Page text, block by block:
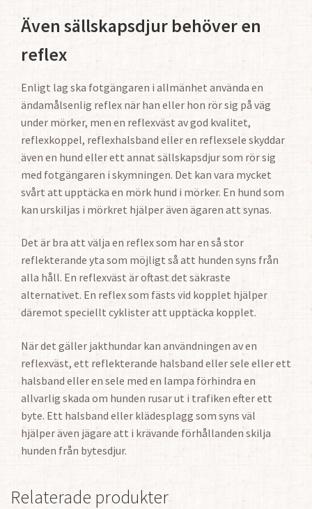
Även sällskapsdjur behöver en
reflex
Enligt lag ska fotgängaren i allmänhet använda en
ändamålsenlig reflex när han eller hon rör sig på väg
under mörker, men en reflexväst av god kvalitet,
reflexkoppel, reflexhalsband eller en reflexsele skyddar
även en hund eller ett annat sällskapsdjur som rör sig
med fotgängaren i skymningen. Det kan vara mycket
svårt att upptäcka en mörk hund i mörker. En hund som
kan urskiljas i mörkret hjälper även ägaren att synas.
Det är bra att välja en reflex som har en så stor
reflekterande yta som möjligt så att hunden syns från
alla håll. En reflexväst är oftast det säkraste
alternativet. En reflex som fästs vid kopplet hjälper
däremot speciellt cyklister att upptäcka kopplet.
När det gäller jakthundar kan användningen av en
reflexväst, ett reflekterande halsband eller sele eller ett
halsband eller en sele med en lampa förhindra en
allvarlig skada om hunden rusar ut i trafiken efter ett
byte. Ett halsband eller klädesplagg som syns väl
hjälper även jägare att i krävande förhållanden skilja
hunden från bytesdjur.
Relaterade produkter